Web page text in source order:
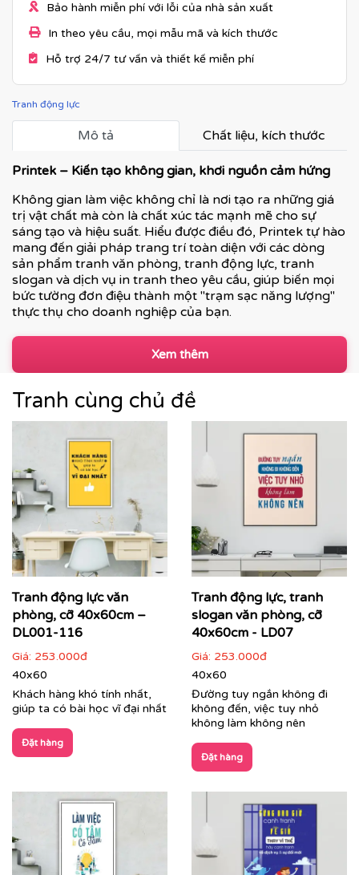
Bảo hành miễn phí với lỗi của nhà sản xuất
In theo yêu cầu, mọi mẫu mã và kích thước
Hỗ trợ 24/7 tư vấn và thiết kế miễn phí
Tranh động lực
Mô tả Chất liệu, kích thước
Printek – Kiến tạo không gian, khơi nguồn cảm hứng
Không gian làm việc không chỉ là nơi tạo ra những giá
trị vật chất mà còn là chất xúc tác mạnh mẽ cho sự
sáng tạo và hiệu suất. Hiểu được điều đó, Printek tự hào
mang đến giải pháp trang trí toàn diện với các dòng
sản phẩm tranh văn phòng, tranh động lực, tranh
slogan và dịch vụ in tranh theo yêu cầu, giúp biến mọi
bức tường đơn điệu thành một "trạm sạc năng lượng"
thực thụ cho doanh nghiệp của bạn.
Printek thi công tranh động lực theo yêu cầu cho
khách hàng
Tranh động lực & Tranh slogan:Những câu nói truyền
cảm hứng, những thông điệp kinh doanh cốt lõi được
thiết kế với phong cách typography hiện đại, mạnh mẽ.
Đây là giải pháp hoàn hảo để thúc đẩy tinh thần làm
việc, gắn kết đội ngũ và nhắc nhở nhân viên về mục tiêu
chung mỗi ngày.
Xem thêm
Tranh cùng chủ đề
Tranh động lực văn
phòng, cỡ 40x60cm –
DL001-116
Giá: 253.000đ
40x60
Khách hàng khó tính nhất,
giúp ta có bài học vĩ đại nhất
Đặt hàng
Tranh động lực, tranh
slogan văn phòng, cỡ
40x60cm - LD07
Giá: 253.000đ
40x60
Đường tuy ngắn không đi
không đến, việc tuy nhỏ
không làm không nên
Đặt hàng